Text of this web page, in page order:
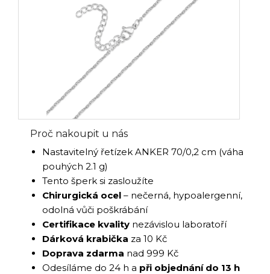
Proč nakoupit u nás
Nastavitelný řetízek ANKER 70/0,2 cm (váha
pouhých 2.1 g)
Tento šperk si zasloužíte
Chirurgická ocel – nečerná, hypoalergenní,
odolná vůči poškrábání
Certifikace kvality nezávislou laboratoří
Dárková krabička za 10 Kč
Doprava zdarma nad 999 Kč
Odesíláme do 24 h a při objednání do 13 h